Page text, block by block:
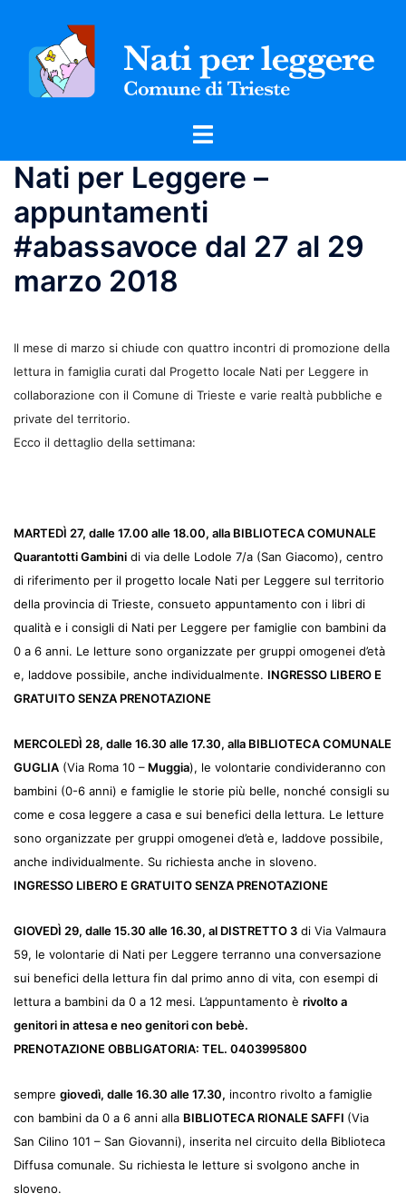
contenuto
Mostra/Nascondi
Nati per Leggere –
appuntamenti
#abassavoce dal 27 al 29
marzo 2018
Il mese di marzo si chiude con quattro incontri di promozione della
lettura in famiglia curati dal Progetto locale Nati per Leggere in
collaborazione con il Comune di Trieste e varie realtà pubbliche e
private del territorio.
Ecco il dettaglio della settimana:
MARTEDÌ 27, dalle 17.00 alle 18.00, alla BIBLIOTECA COMUNALE
Quarantotti Gambini di via delle Lodole 7/a (San Giacomo), centro
di riferimento per il progetto locale Nati per Leggere sul territorio
della provincia di Trieste, consueto appuntamento con i libri di
qualità e i consigli di Nati per Leggere per famiglie con bambini da
0 a 6 anni. Le letture sono organizzate per gruppi omogenei d’età
e, laddove possibile, anche individualmente. INGRESSO LIBERO E
GRATUITO SENZA PRENOTAZIONE
MERCOLEDÌ 28, dalle 16.30 alle 17.30, alla BIBLIOTECA COMUNALE
GUGLIA (Via Roma 10 – Muggia), le volontarie condivideranno con
bambini (0-6 anni) e famiglie le storie più belle, nonché consigli su
come e cosa leggere a casa e sui benefici della lettura. Le letture
sono organizzate per gruppi omogenei d’età e, laddove possibile,
anche individualmente. Su richiesta anche in sloveno.
INGRESSO LIBERO E GRATUITO SENZA PRENOTAZIONE
GIOVEDÌ 29, dalle 15.30 alle 16.30, al DISTRETTO 3 di Via Valmaura
59, le volontarie di Nati per Leggere terranno una conversazione
sui benefici della lettura fin dal primo anno di vita, con esempi di
lettura a bambini da 0 a 12 mesi. L’appuntamento è rivolto a
genitori in attesa e neo genitori con bebè.
PRENOTAZIONE OBBLIGATORIA: TEL. 0403995800
sempre giovedì, dalle 16.30 alle 17.30, incontro rivolto a famiglie
con bambini da 0 a 6 anni alla BIBLIOTECA RIONALE SAFFI (Via
San Cilino 101 – San Giovanni), inserita nel circuito della Biblioteca
Diffusa comunale. Su richiesta le letture si svolgono anche in
sloveno.